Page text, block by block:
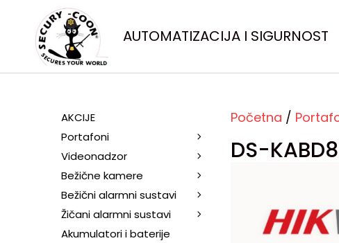
AUTOMATIZACIJA I SIGURNOST
Početna /
DS-
AKCIJE
Portafoni
Videonadzor
Bežične kamere
Bežični alarmni sustavi
Žičani alarmni sustavi
Akumulatori i baterije